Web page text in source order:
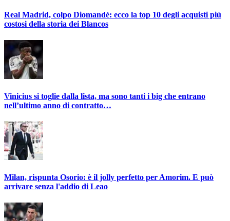
Real Madrid, colpo Diomandé: ecco la top 10 degli acquisti più
costosi della storia dei Blancos
Vinicius si toglie dalla lista, ma sono tanti i big che entrano
nell’ultimo anno di contratto…
Milan, rispunta Osorio: è il jolly perfetto per Amorim. E può
arrivare senza l'addio di Leao